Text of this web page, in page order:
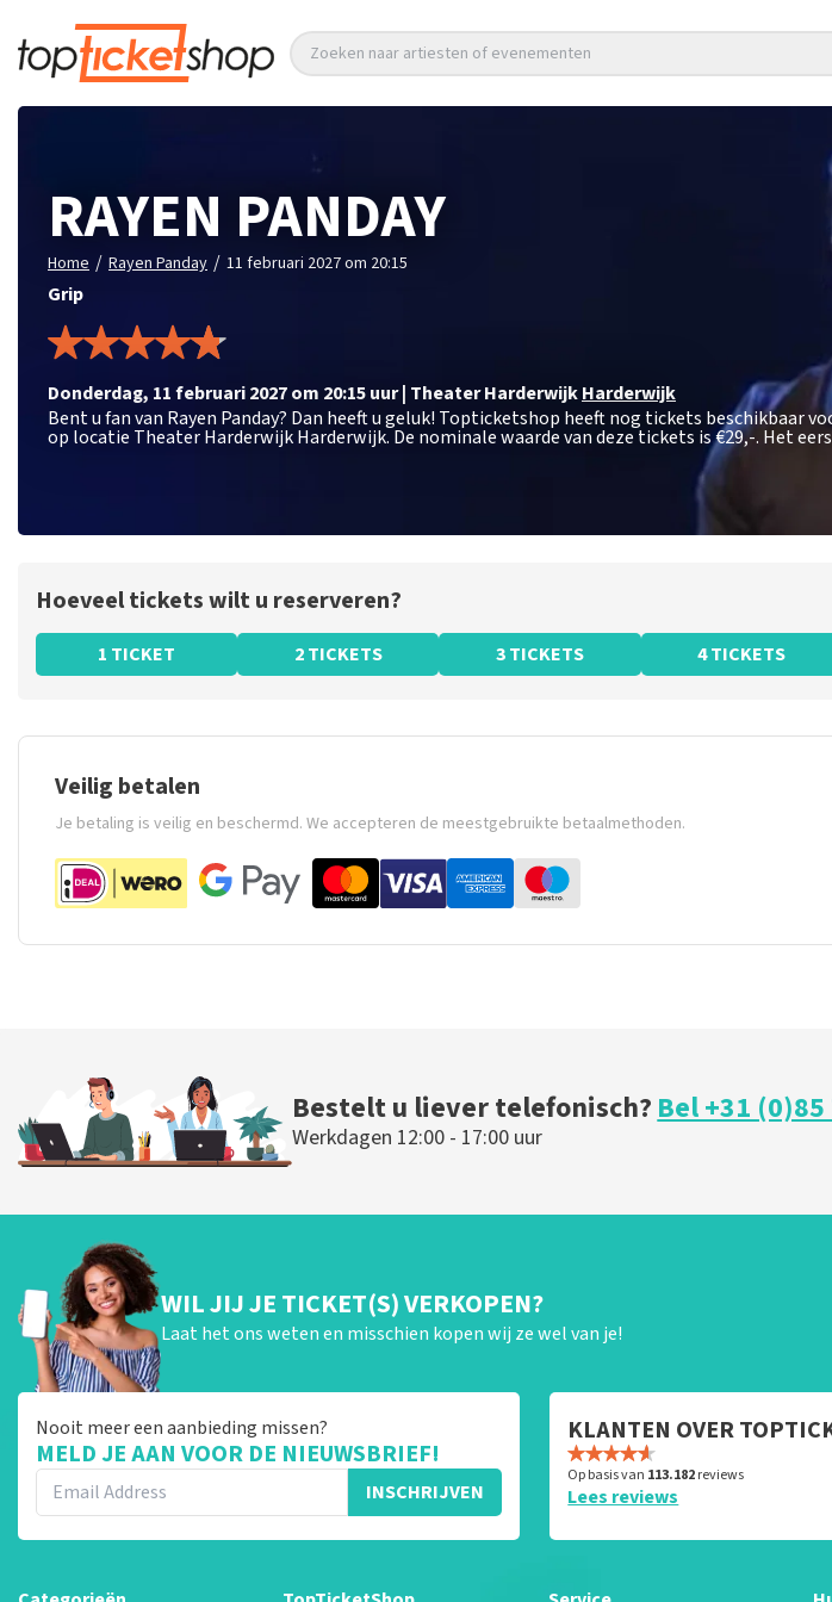
Zoeken naar artiesten of evenementen
RAYEN PANDAY
Home / Rayen Panday / 11 februari 2027 om 20:15
Grip
donderdag, 11 februari 2027 om 20:15uur| Theater HarderwijkHarderwijk
Bent u fan van Rayen Panday? Dan heeft u geluk! Topticketshop heeft nog tickets beschikbaar
op locatie Theater Harderwijk Harderwijk. De nominale waarde van deze tickets is€29,-. Het
Hoeveel tickets wilt u reserveren?
1 TICKET 2 TICKETS 3 TICKETS 4 TICKETS
Veilig betalen
Je betaling is veilig en beschermd. We accepteren de meestgebruikte betaalmethoden.
Bestelt u liever telefonisch?Bel +31
Werkdagen 12:00 - 17:00 uur
WIL JIJ JE TICKET(S) VERKOPEN?
Laat het ons weten en misschien kopen wij ze wel van je!
Nooit meer een aanbieding missen?
MELD JE AAN VOOR DE NIEUWSBRIEF!
INSCHRIJVEN
KLANTEN OVER
Op basis van 113.182reviews
Lees reviews